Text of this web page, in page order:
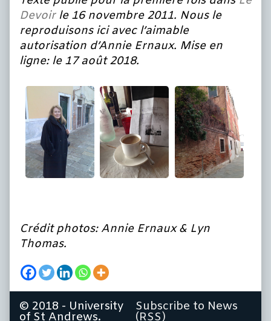
Devoirle 16 novembre 2011. Nous le
reproduisons ici avec l’aimable
autorisation d’Annie Ernaux. Mise en
ligne: le 17 août 2018.
Crédit photos: Annie Ernaux & Lyn
Thomas.
© 2018 - University
of St Andrews.
Subscribe to News
(RSS)